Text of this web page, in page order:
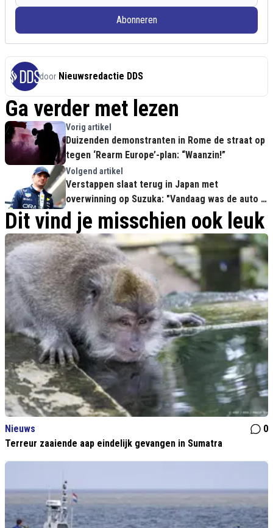
Abonneren
door Nieuwsredactie DDS
Ga verder met lezen
Vorig artikel
Duizenden demonstranten in Rome de straat op
tegen ‘Rearm Europe’-plan: “Waanzin!”
Volgend artikel
Verstappen slaat terug in Japan met
overwinning op Suzuka: "Vandaag was de auto in
zijn beste vorm"
Dit vind je misschien ook leuk
Nieuws
0
Terreur zaaiende aap eindelijk gevangen in Sumatra